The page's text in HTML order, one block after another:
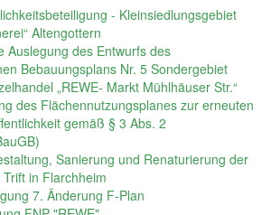
- Kleinsiedlungsgebiet
Altengottern
Auslegung des Entwurfs des
Bebauungsplans Nr. 5 Sondergebiet
„REWE- Markt Mühlhäuser Str.“
des Flächennutzungsplanes zur erneuten
gemäß § 3 Abs. 2
Sanierung und Renaturierung der
in Flarchheim
7. Änderung F-Plan